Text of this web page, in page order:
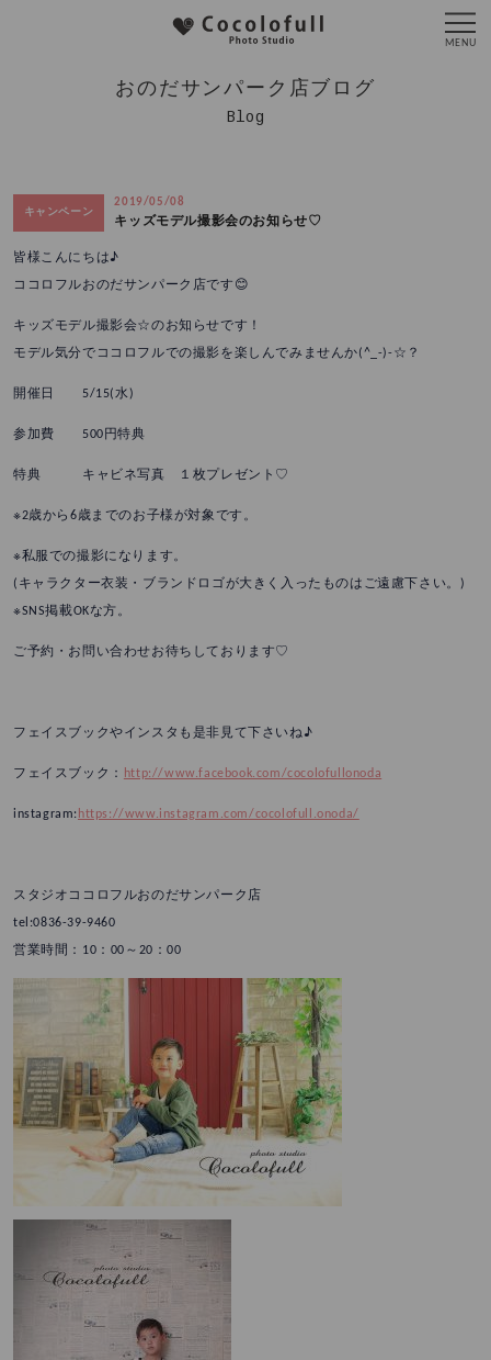
おのだサンパーク店ブログ
Blog
キャンペーン
2019/05/08
キッズモデル撮影会のお知らせ♡
皆様こんにちは♪
ココロフルおのだサンパーク店です😊
キッズモデル撮影会☆のお知らせです！
モデル気分でココロフルでの撮影を楽しんでみませんか(^_-)-☆？
開催日 5/15(水)
参加費 500円特典
特典 キャビネ写真 １枚プレゼント♡
※2歳から6歳までのお子様が対象です。
※私服での撮影になります。
(キャラクター衣装・ブランドロゴが大きく入ったものはご遠慮下さい。)
※SNS掲載OKな方。
ご予約・お問い合わせお待ちしております♡
フェイスブックやインスタも是非見て下さいね♪
フェイスブック： http://www.facebook.com/cocolofullonoda
instagram: https://www.instagram.com/cocolofull.onoda/
スタジオココロフルおのだサンパーク店
tel:0836-39-9460
営業時間：10：00～20：00